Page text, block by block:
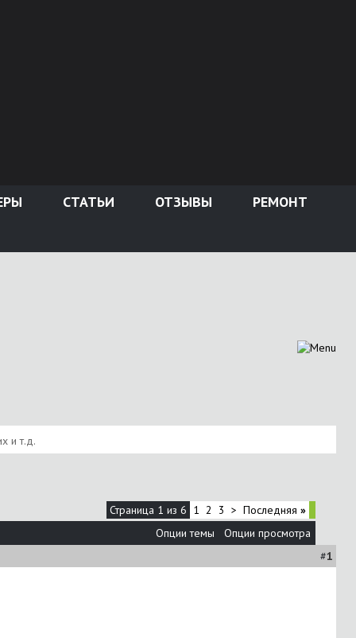
СТАТЬИ ОТЗЫВЫ РЕМОНТ
и т.д.
Страница 1 из 6 1 2 3 > Последняя »
Опции темы
Опции просмотра
#1